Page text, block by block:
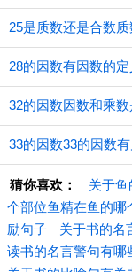
25是质数还是合数质
28的因数有因数的定
32的因数因数和乘
33的因数33的因数
猜你喜欢： 关于
个部位鱼精在鱼的哪
励句子
关于书的名
读书的名言警句有哪